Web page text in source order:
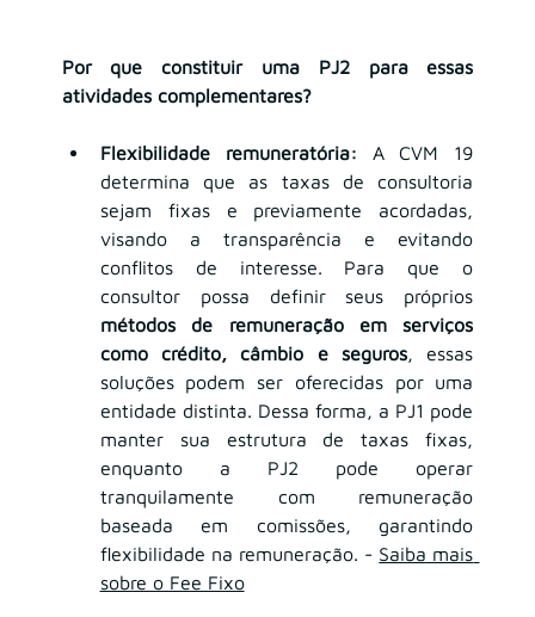
Por que constituir uma PJ2 para essas
atividades complementares?
Flexibilidade remuneratória: A CVM 19
determina que as taxas de consultoria
sejam fixas e previamente acordadas,
visando a transparência e evitando
conflitos de interesse. Para que o
métodos de remuneração em serviços
como crédito, câmbio e seguros, essas
soluções podem ser oferecidas por uma
entidade distinta. Dessa forma, a PJ1 pode
manter sua estrutura de taxas fixas,
enquanto a PJ2 pode operar
tranquilamente com remuneração
baseada em comissões, garantindo
flexibilidade na remuneração. - Saiba mais
sobre o Fee Fixo